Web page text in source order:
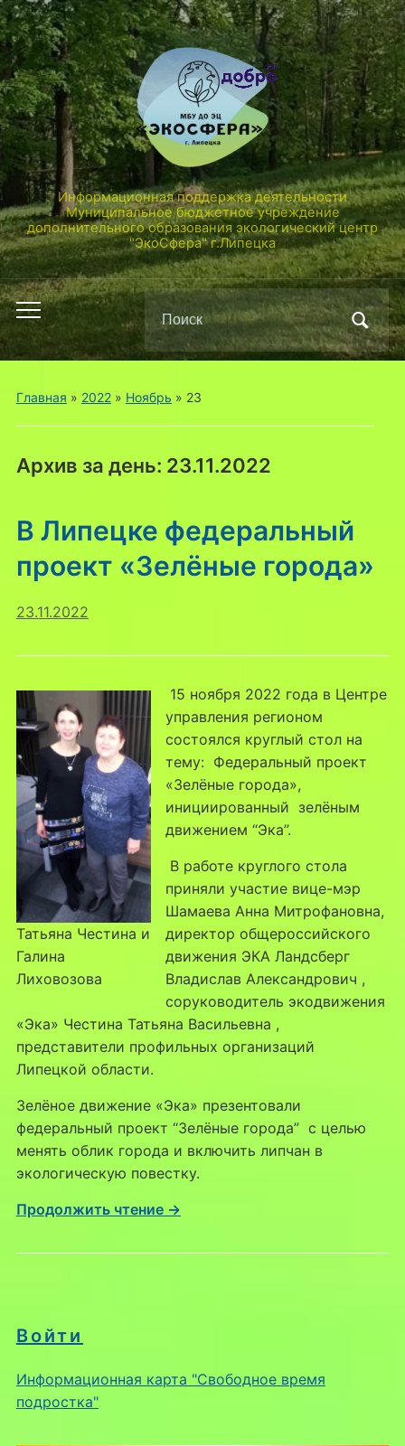
Информационная поддержка деятельности
Муниципальное бюджетное учреждение
дополнительного образования экологический центр
"ЭкоСфера" г.Липецка
Переключить
мобильное
меню
Поиск
по:
Главная » 2022» Ноябрь » 23
Архив за день: 23.11.2022
Войти
Информационная карта "Свободное время
подростка"
В Липецке федеральный
проект «Зелёные города»
23.11.2022
Татьяна Честина и
Галина
Лиховозова
15 ноября 2022 года в Центре
управления регионом
состоялся круглый стол на
тему: Федеральный проект
«Зелёные города»,
инициированный зелёным
движением “Эка”.
В работе круглого стола
приняли участие вице-мэр
Шамаева Анна Митрофановна,
директор общероссийского
движения ЭКА Ландсберг
Владислав Александрович ,
соруководитель экодвижения
«Эка» Честина Татьяна Васильевна ,
представители профильных организаций
Липецкой области.
Зелёное движение «Эка» презентовали
федеральный проект “Зелёные города” с целью
менять облик города и включить липчан в
экологическую повестку.
Продолжить чтение →